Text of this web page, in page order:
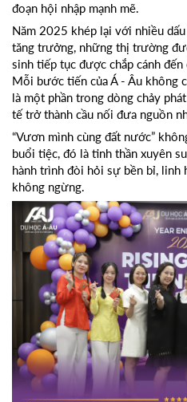
đoạn hội nhập mạnh mẽ.
Năm 2025 khép lại với nhiều
tăng trưởng, những thị trường
sinh tiếp tục được chắp cánh
Mỗi bước tiến của Á - Âu không
là một phần trong dòng chảy
tế trở thành cầu nối đưa nguồn
“Vươn mình cùng đất nước”
buổi tiệc, đó là tinh thần xuyên
hành trình đòi hỏi sự bền bỉ, linh
không ngừng.